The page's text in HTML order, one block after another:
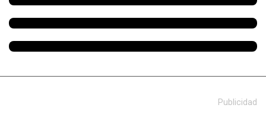
Publicidad